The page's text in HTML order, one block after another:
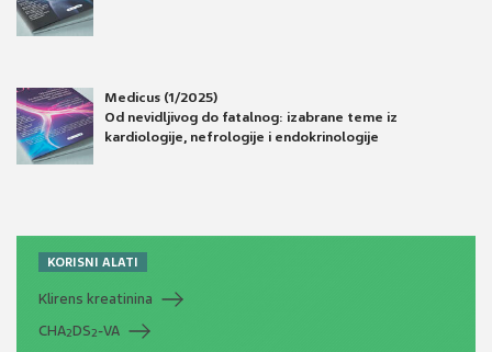
Medicus (1/2025)
Od nevidljivog do fatalnog: izabrane teme iz
kardiologije, nefrologije i endokrinologije
KORISNI ALATI
Klirens kreatinina
CHA2DS2-VA